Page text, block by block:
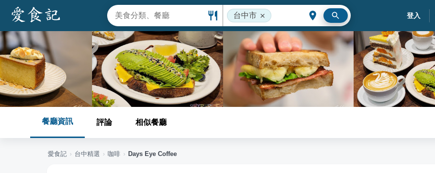
台中市 登入
餐廳資訊 評論 相似餐廳
愛食記 › 台中精選 › 咖啡 › Days Eye Coffee